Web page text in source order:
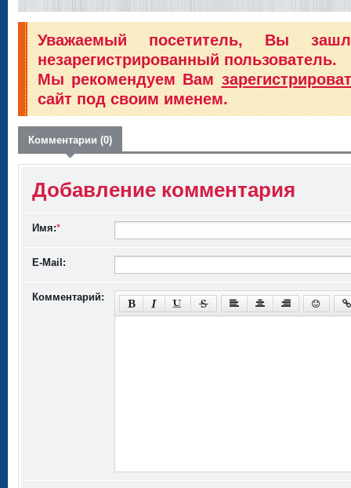
Уважаемый посетитель, Вы
незарегистрированный пользователь.
Мы рекомендуем Вам
сайт под своим именем.
Комментарии (0)
Добавление комментария
Имя:*
E-Mail:
Комментарий: